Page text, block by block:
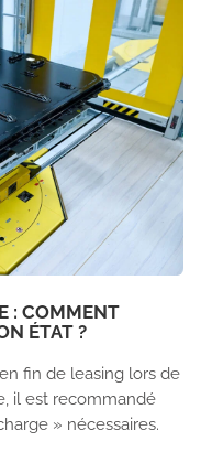
: COMMENT
ÉTAT ?
fin de leasing lors de
il est recommandé
» nécessaires.